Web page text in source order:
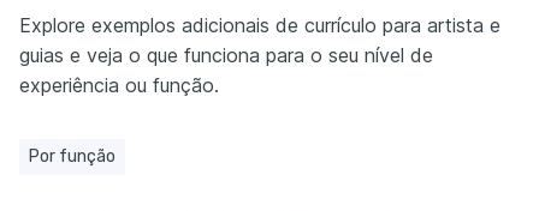
Explore exemplos adicionais de currículo para artista e
guias e veja o que funciona para o seu nível de
experiência ou função.
Por função